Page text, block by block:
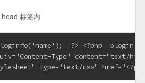
标签内
?> <?php
Type" content="text/
type="text/css"